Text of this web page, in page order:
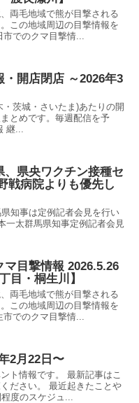
両毛地域で熊が目撃される
この地域周辺の目撃情報を
でのクマ目撃情...
開店閉店 ～2026年3
茨城・さいたま)あたりの開
とめです。毎週配信を予
継...
、県央ワクチン接種セ
戦病院よりも優先し
知事は定例記者会見を行い
一太群馬県知事定例記者会見
マ目撃情報 2026.5.26
目・桐生川】
両毛地域で熊が目撃される
この地域周辺の目撃情報を
でのクマ目撃情...
2月22日〜
ト情報です。 最新記事はこ
ださい。 最近起きたことや
度のスケジュ...